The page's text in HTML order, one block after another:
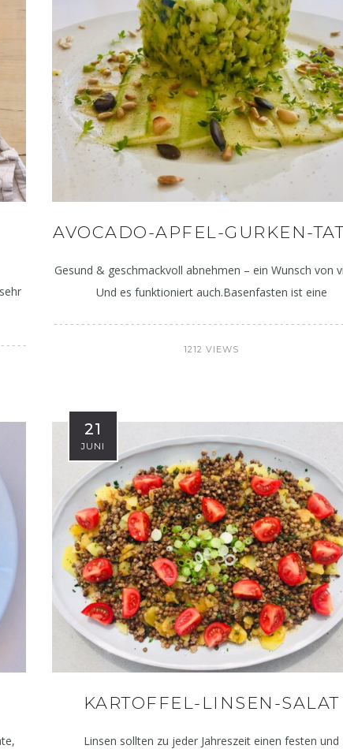
AVOCADO-APFEL-GURKEN-
Gesund & geschmackvoll abnehmen – ein Wunsch von
Und es funktioniert auch.Basenfasten ist eine
1212 VIEWS
21
JUNI
KARTOFFEL-LINSEN-SALAT
Linsen sollten zu jeder Jahreszeit einen festen und
Deftig – herbstlich – lecker:
Kürbis-Käse-Spätzle